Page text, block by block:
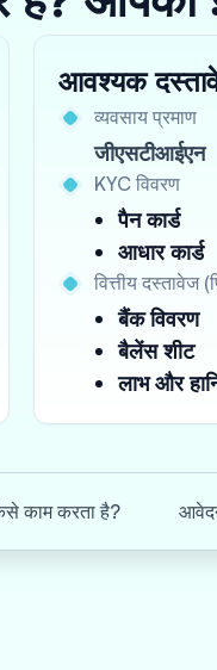
आवश्यक
व्यवसाय प्रमाण
जीएसटीआईएन
KYC विवरण
पैन कार्ड
आधार कार्ड
वित्तीय दस्तावेज
बैंक विवरण
बैलेंस शीट
लाभ और
काम करता है?